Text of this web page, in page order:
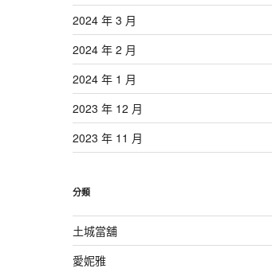
2024 年 3 月
2024 年 2 月
2024 年 1 月
2023 年 12 月
2023 年 11 月
分類
土城當舖
愛妮雅